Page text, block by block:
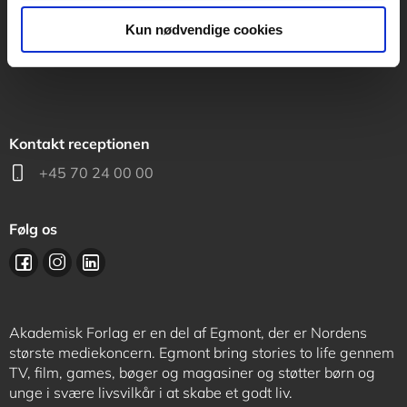
Kun nødvendige cookies
support@akademisk.dk
Kontakt receptionen
+45 70 24 00 00
Følg os
Akademisk Forlag er en del af Egmont, der er Nordens
største mediekoncern. Egmont bring stories to life gennem
TV, film, games, bøger og magasiner og støtter børn og
unge i svære livsvilkår i at skabe et godt liv.